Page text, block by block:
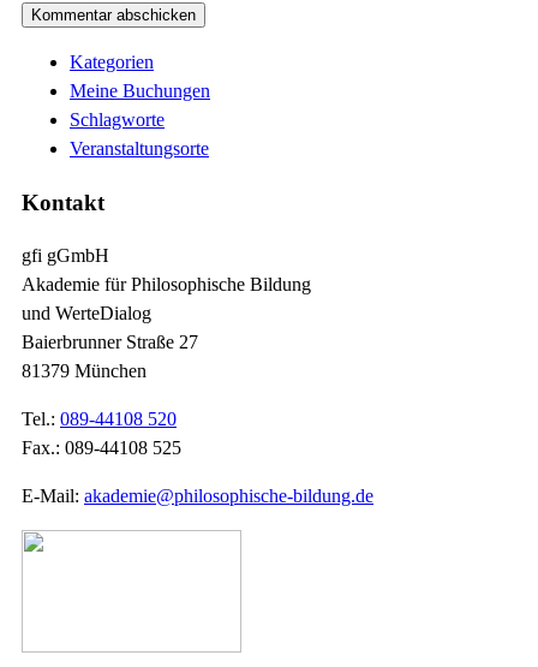
Kategorien
Meine Buchungen
Schlagworte
Veranstaltungsorte
Kontakt
gfi gGmbH
Akademie für Philosophische Bildung
und WerteDialog
Baierbrunner Straße 27
81379 München
Tel.: 089-44108 520
Fax.: 089-44108 525
E-Mail: akademie@philosophische-bildung.de